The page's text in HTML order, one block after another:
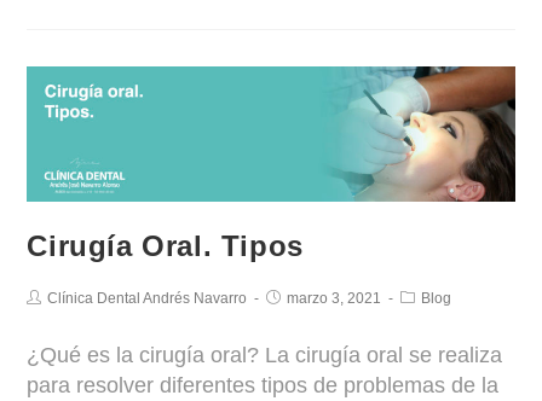
Cirugía Oral. Tipos
Clínica Dental Andrés Navarro marzo 3, 2021 Blog
¿Qué es la cirugía oral? La cirugía oral se realiza
para resolver diferentes tipos de problemas de la